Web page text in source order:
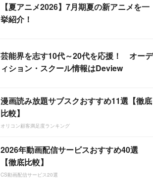
【夏アニメ2026】7月期夏の新アニメを一
挙紹介！
芸能界を志す10代～20代を応援！ オーデ
ィション・スクール情報はDeview
漫画読み放題サブスクおすすめ11選【徹底
比較】
オリコン顧客満足度ランキング
2026年動画配信サービスおすすめ40選
【徹底比較】
CS動画配信サービス20選